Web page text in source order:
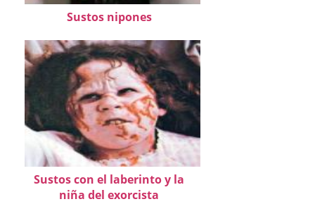
Sustos nipones
Sustos con el laberinto y la
niña del exorcista